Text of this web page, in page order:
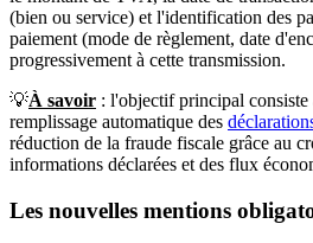
(bien ou service) et l'identification des
paiement (mode de règlement, date
progressivement à cette transmission.
💡À savoir : l'objectif principal consiste
remplissage automatique des
réduction de la fraude fiscale grâce au
informations déclarées et des flux
Les nouvelles mentions